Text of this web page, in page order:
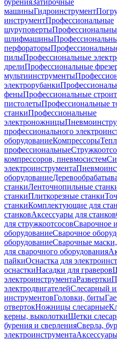
буренияЗатирочные
машиныГидроинструмент
инструментПрофессиональные
шуруповерты
шлифмашины
перфораторы
пилыПрофессиональные
дрелиПрофессиональные
мультиинструменты
электрорубанки
феныПрофессиональные
пистолетыПрофессиональные
станкиПрофессиональные
электроножницы
профессионального
оборудованиеКомпрессоры
профессиональные
компрессоров, пневмосистем
электроинструмента
оборудование
станкиЛенточнопильные
станкиПлиткорезные станки
станкиКомплектующие для
станковАксессуары для станков
для стружкоотсосовСварочное
оборудованиеСварочное
оборудованиеСварочные
для сварочного оборудования
пайкиОснастка для
оснасткиНасадки для граверов
электроинструментаРазвертки
электродвигателейСлесарный
инструментовГоловки, биты
отвертокНожницы слесарные
керны, выколоткиЩетки
бурения и сверленияСверла,
электроинструмента